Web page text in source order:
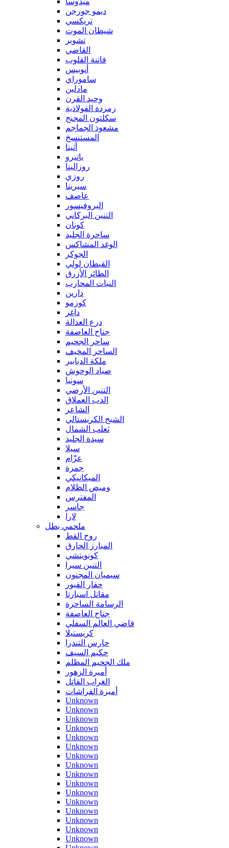
ديمو جورجن
تريكسي
شيطان الموت
تشوبر
القاضي
فاتنة القلوب
أنوبيس
ساموراي
مادلين
وحيد القرن
زمردة الفولاذية
سكلتون المجنح
مشعوذ الجماجم
المستنسخ
أثينا
ياتيرو
روزالينا
روزي
سيرينا
عاصف
البروفيسور
التنين البركاني
كونان
ساحرة الجليد
الوغد المشاكس
الجوكر
القبطان لولي
الطائر الأزرق
النبات المحارب
دارين
كوزمو
داغر
درع العدالة
جناح العاصفة
ساحر الجحيم
الساحر المخيف
ملكة الدبابير
صياد الوحوش
سونيا
التنين الأرضي
الدب العملاق
الشاعر
الشبح الكريستالي
ثعلب الشمال
سيدة الجليد
سيلا
عزّام
جمرة
الميكانيكي
وميض الظلام
المفترس
جاسر
لارا
ملحمي بطل
روح القط
المبارز الحارق
كونويتشي
التنين سيرا
سيميان المجنون
حفار القبور
مقاتل اسبارتا
الرسامة الساحرة
جناح العاصفة
قاضي العالم السفلي
كريستيلا
حارس التندرا
حكيم السيف
ملك الجحيم المظلم
أميرة الزهور
الغراب القاتل
أميرة الفراشات
Unknown
Unknown
Unknown
Unknown
Unknown
Unknown
Unknown
Unknown
Unknown
Unknown
Unknown
Unknown
Unknown
Unknown
Unknown
Unknown